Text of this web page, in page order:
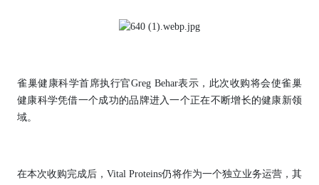
雀巢健康科学首席执行官Greg Behar表示，此次收购将会使雀巢
健康科学凭借一个成功的品牌进入一个正在不断增长的健康新领
域。
在本次收购完成后，Vital Proteins仍将作为一个独立业务运营，其